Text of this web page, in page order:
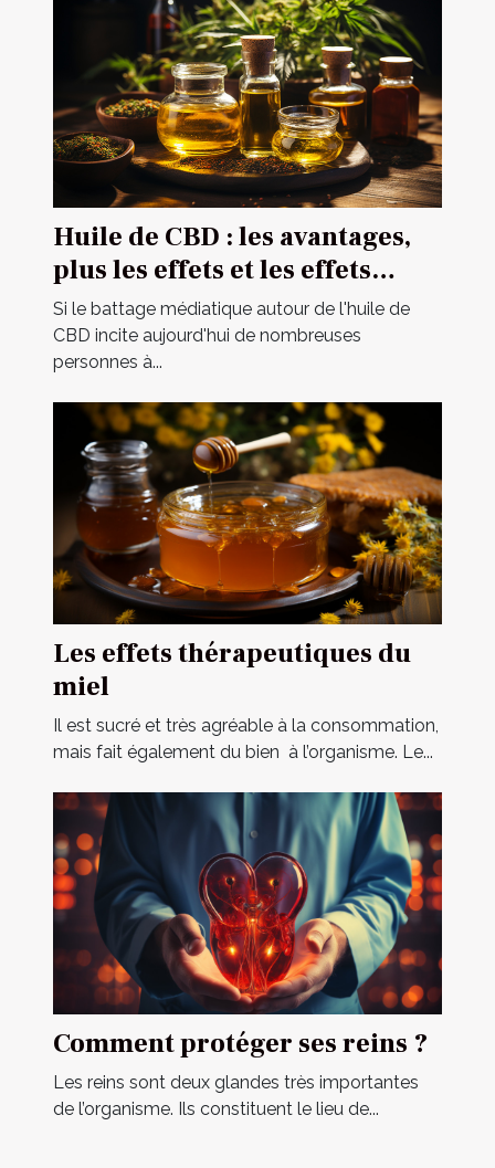
Huile de CBD : les avantages,
plus les effets et les effets
secondaires
Si le battage médiatique autour de l'huile de
CBD incite aujourd'hui de nombreuses
personnes à...
Les effets thérapeutiques du
miel
Il est sucré et très agréable à la consommation,
mais fait également du bien à l’organisme. Le...
Comment protéger ses reins ?
Les reins sont deux glandes très importantes
de l’organisme. Ils constituent le lieu de...